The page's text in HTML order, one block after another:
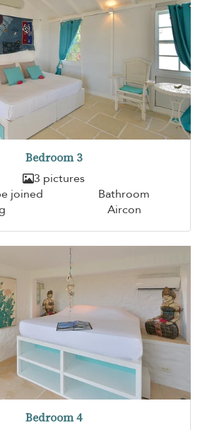
Bedroom 3
3 pictures
joined
Bathroom
Aircon
Bedroom 4